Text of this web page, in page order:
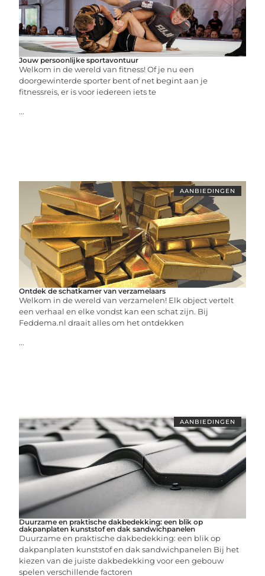
Jouw persoonlijke sportavontuur
Welkom in de wereld van fitness! Of je nu een
doorgewinterde sporter bent of net begint aan je
fitnessreis, er is voor iedereen iets te
...
AANBIEDINGEN
Ontdek de schatkamer van verzamelaars
Welkom in de wereld van verzamelen! Elk object vertelt
een verhaal en elke vondst kan een schat zijn. Bij
Feddema.nl draait alles om het ontdekken
...
AANBIEDINGEN
Duurzame en praktische dakbedekking: een blik op
dakpanplaten kunststof en dak sandwichpanelen
Duurzame en praktische dakbedekking: een blik op
dakpanplaten kunststof en dak sandwichpanelen Bij het
kiezen van de juiste dakbedekking voor een gebouw
spelen verschillende factoren